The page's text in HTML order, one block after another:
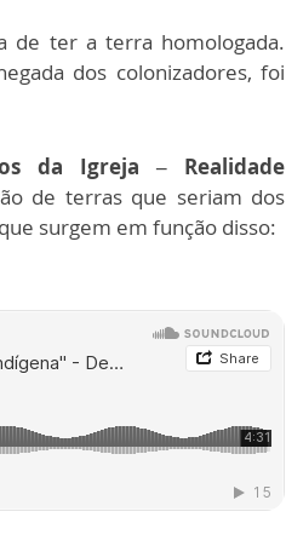
de ter a terra homologada.
dos colonizadores, foi
da Igreja – Realidade
de terras que seriam dos
surgem em função disso: